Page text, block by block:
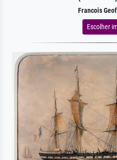
Francois
Escolher